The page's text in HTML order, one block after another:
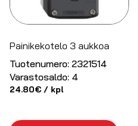
Painikekotelo 3 aukkoa
Tuotenumero: 2321514
Varastosaldo: 4
24.80€ / kpl